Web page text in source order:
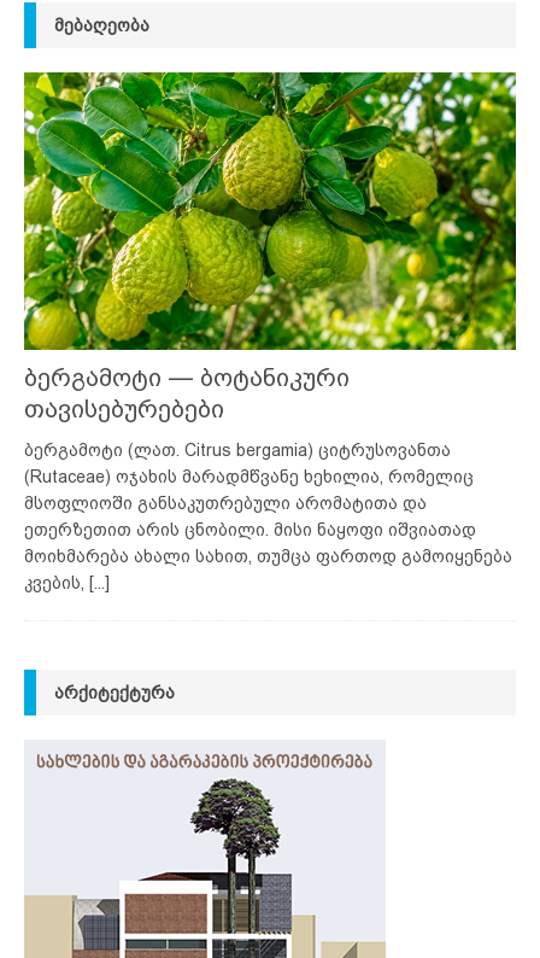
ᲛᲔᲑᲐᲦᲔᲝᲑᲐ
ბერგამოტი — ბოტანიკური
თავისებურებები
ბერგამოტი (ლათ. Citrus bergamia) ციტრუსოვანთა
(Rutaceae) ოჯახის მარადმწვანე ხეხილია, რომელიც
მსოფლიოში განსაკუთრებული არომატითა და
ეთერზეთით არის ცნობილი. მისი ნაყოფი იშვიათად
მოიხმარება ახალი სახით, თუმცა ფართოდ გამოიყენება
კვების,
[...]
ᲐᲠᲥᲘᲢᲔᲥᲢᲣᲠᲐ